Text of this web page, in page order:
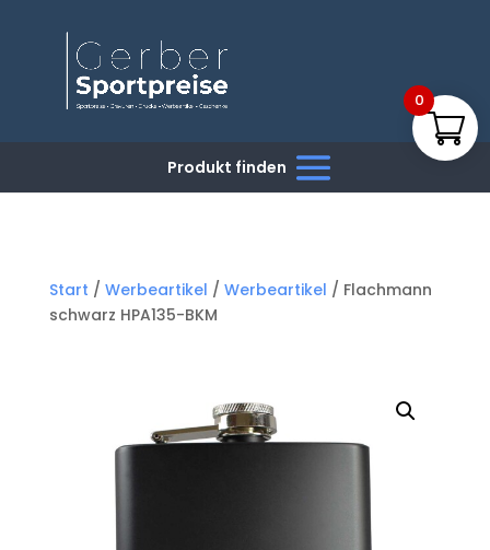
Start / Werbeartikel / Werbeartikel / Flachmann
schwarz HPA135-BKM
0